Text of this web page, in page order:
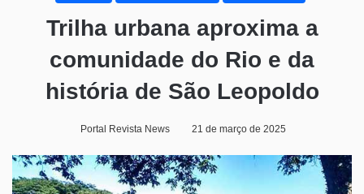
Trilha urbana aproxima a
comunidade do Rio e da
história de São Leopoldo
Portal Revista News 21 de março de 2025